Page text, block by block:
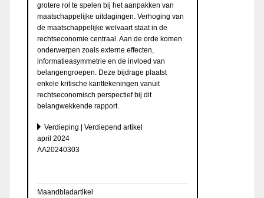
grotere rol te spelen bij het aanpakken van
maatschappelijke uitdagingen. Verhoging van
de maatschappelijke welvaart staat in de
rechtseconomie centraal. Aan de orde komen
onderwerpen zoals externe effecten,
informatieasymmetrie en de invloed van
belangengroepen. Deze bijdrage plaatst
enkele kritische kanttekeningen vanuit
rechtseconomisch perspectief bij dit
belangwekkende rapport.
Verdieping | Verdiepend artikel
april 2024
AA20240303
Maandbladartikel